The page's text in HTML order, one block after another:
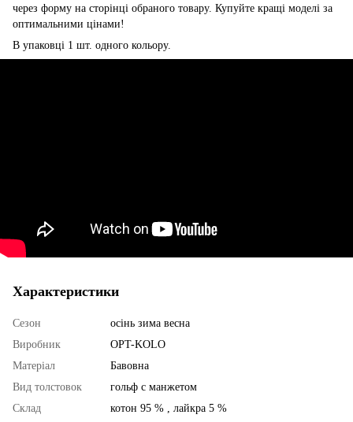
через форму на сторінці обраного товару. Купуйте кращі моделі за
оптимальними цінами!
В упаковці 1 шт. одного кольору.
Характеристики
Сезон
осінь зима весна
Виробник
OPT-KOLO
Матеріал
Бавовна
Вид толстовок
гольф с манжетом
Склад
котон 95 % , лайкра 5 %